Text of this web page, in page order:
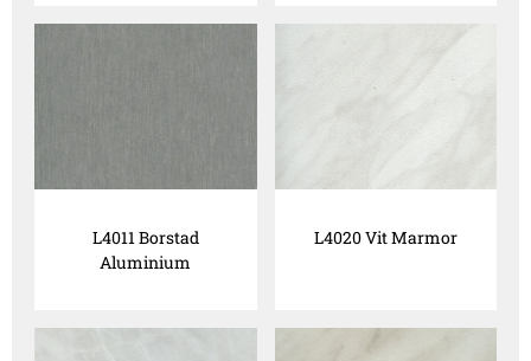
L4011 Borstad
Aluminium
L4020 Vit Marmor